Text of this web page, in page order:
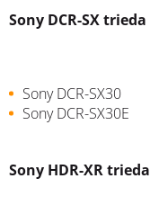
Sony DCR-SX trieda
Sony DCR-SX30
Sony DCR-SX30E
Sony HDR-XR trieda